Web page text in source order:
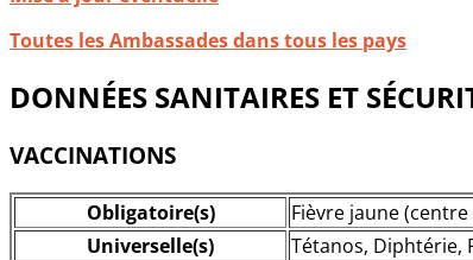
Toutes les Ambassades dans tous les pays
DONNÉES SANITAIRES ET
VACCINATIONS
Obligatoire(s)
Fièvre jaune (centre
Universelle(s)
Tétanos, Diphtérie,